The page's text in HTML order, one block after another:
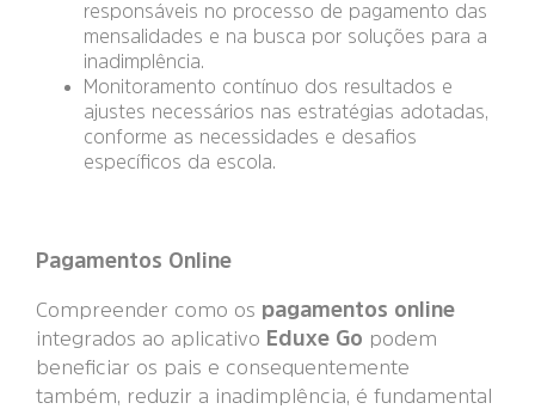
responsáveis no processo de pagamento das
mensalidades e na busca por soluções para a
inadimplência.
Monitoramento contínuo dos resultados e
ajustes necessários nas estratégias adotadas,
conforme as necessidades e desafios
específicos da escola.
Pagamentos Online
Compreender como os pagamentos online
integrados ao aplicativo Eduxe Go podem
beneficiar os pais e consequentemente
também, reduzir a inadimplência, é fundamental